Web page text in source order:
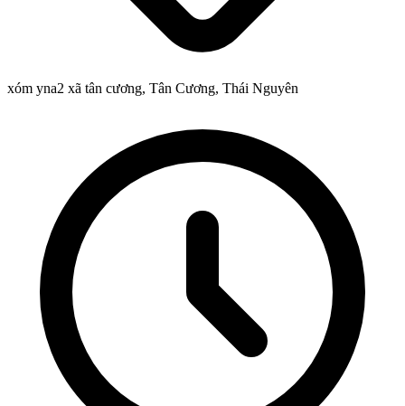
xóm yna2 xã tân cương, Tân Cương, Thái Nguyên